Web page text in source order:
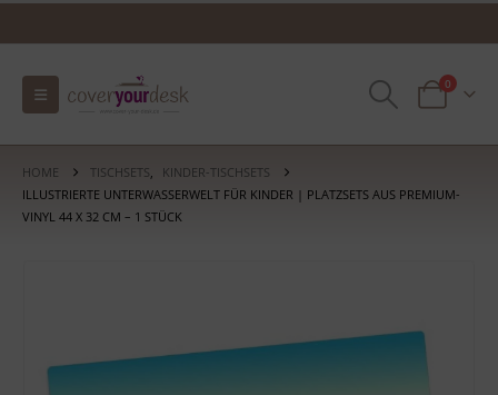
0
HOME TISCHSETS,
KINDER-TISCHSETS
ILLUSTRIERTE UNTERWASSERWELT FÜR KINDER | PLATZSETS AUS PREMIUM-
VINYL 44 X 32 CM – 1 STÜCK